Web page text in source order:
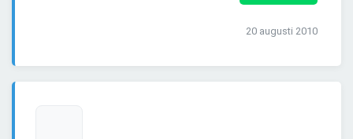
20 augusti 2010